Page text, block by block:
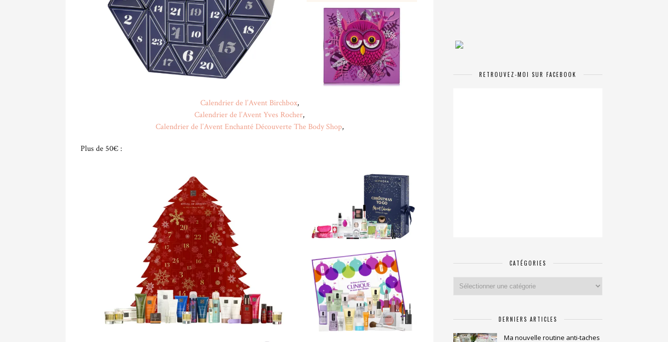
Calendrier de l’Avent Birchbox,
Calendrier de l’Avent Yves Rocher,
Calendrier de l’Avent Enchanté Découverte The Body Shop,
Plus de 50€ :
RETROUVEZ-MOI SUR FACEBOOK
CATÉGORIES
DERNIERS ARTICLES
Ma nouvelle routine anti-taches